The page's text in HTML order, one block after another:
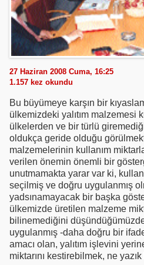
27 Haziran 2008 Cuma, 16:25
1.157 kez okundu
Bu büyümeye karşın bir
ülkemizdeki yalıtım malzemesi
ülkelerden ve bir türlü
oldukça geride olduğu
malzemelerinin kullanım
verilen önemin önemli bir
unutmamakta yarar var ki,
seçilmiş ve doğru uygulanmış
yadsınamayacak bir başka
ülkemizde üretilen malzeme
bilinemediğini
uygulanmış -daha doğru bir
amacı olan, yalıtım işlevini
miktarını kestirebilmek, ne yazık